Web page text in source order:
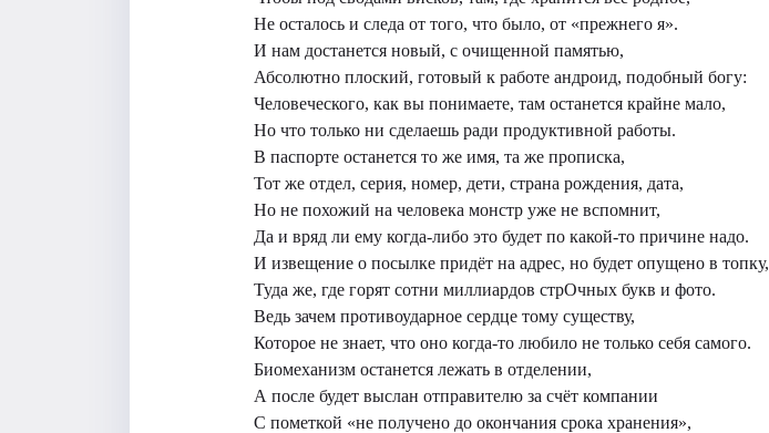
Не осталось и следа от того, что было, от «прежнего я».
И нам достанется новый, с очищенной памятью,
Абсолютно плоский, готовый к работе андроид, подобный богу:
Человеческого, как вы понимаете, там останется крайне мало,
Но что только ни сделаешь ради продуктивной работы.
В паспорте останется то же имя, та же прописка,
Тот же отдел, серия, номер, дети, страна рождения, дата,
Но не похожий на человека монстр уже не вспомнит,
Да и вряд ли ему когда-либо это будет по какой-то причине надо.
И извещение о посылке придёт на адрес, но будет опущено в топку,
Туда же, где горят сотни миллиардов стрОчных букв и фото.
Ведь зачем противоударное сердце тому существу,
Которое не знает, что оно когда-то любило не только себя самого.
Биомеханизм останется лежать в отделении,
А после будет выслан отправителю за счёт компании
С пометкой «не получено до окончания срока хранения»,